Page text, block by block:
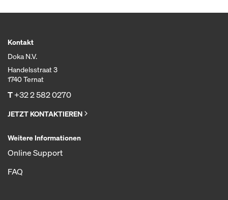
Kontakt
Doka N.V.
Handelsstraat 3
1740 Ternat
T+32 2 582 0270
JETZT KONTAKTIEREN
Weitere Informationen
Online Support
FAQ